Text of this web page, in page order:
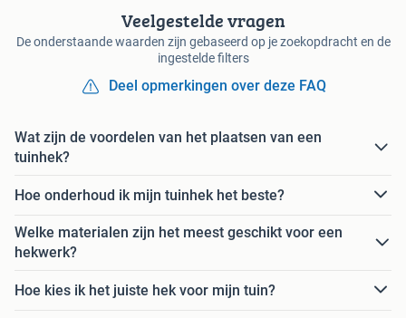
Veelgestelde vragen
De onderstaande waarden zijn gebaseerd op je zoekopdracht en de
ingestelde filters
Deel opmerkingen over deze FAQ
Wat zijn de voordelen van het plaatsen van een
tuinhek?
Hoe onderhoud ik mijn tuinhek het beste?
Welke materialen zijn het meest geschikt voor een
hekwerk?
Hoe kies ik het juiste hek voor mijn tuin?